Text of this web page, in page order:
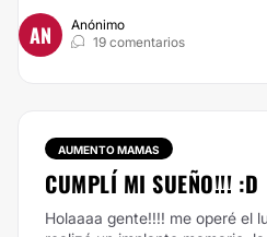
AN
Anónimo
19 comentarios
AUMENTO MAMAS
CUMPLÍ MI SUEÑO!!! :D
Holaaaa gente!!!! me operé el